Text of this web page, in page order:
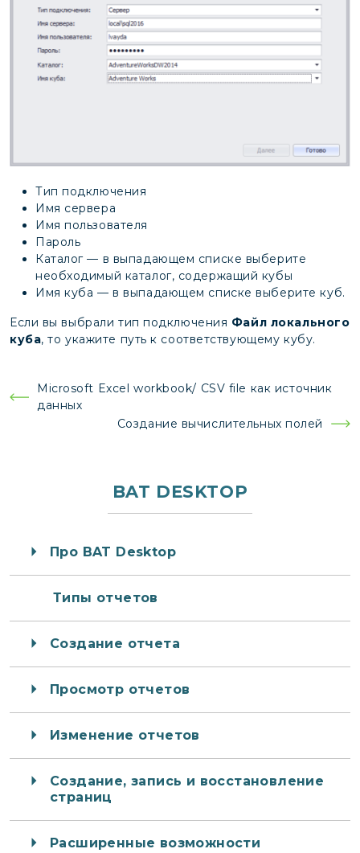
Тип подключения
Имя сервера
Имя пользователя
Пароль
Каталог — в выпадающем списке выберите
необходимый каталог, содержащий кубы
Имя куба — в выпадающем списке выберите куб.
Если вы выбрали тип подключения Файл локального
куба, то укажите путь к соответствующему кубу.
Навигация
Microsoft Excel workbook/ CSV file как источник
данных
Создание вычислительных полей
BAT DESKTOP
Про BAT Desktop
Типы отчетов
Создание отчета
Просмотр отчетов
Изменение отчетов
Создание, запись и восстановление
страниц
Расширенные возможности